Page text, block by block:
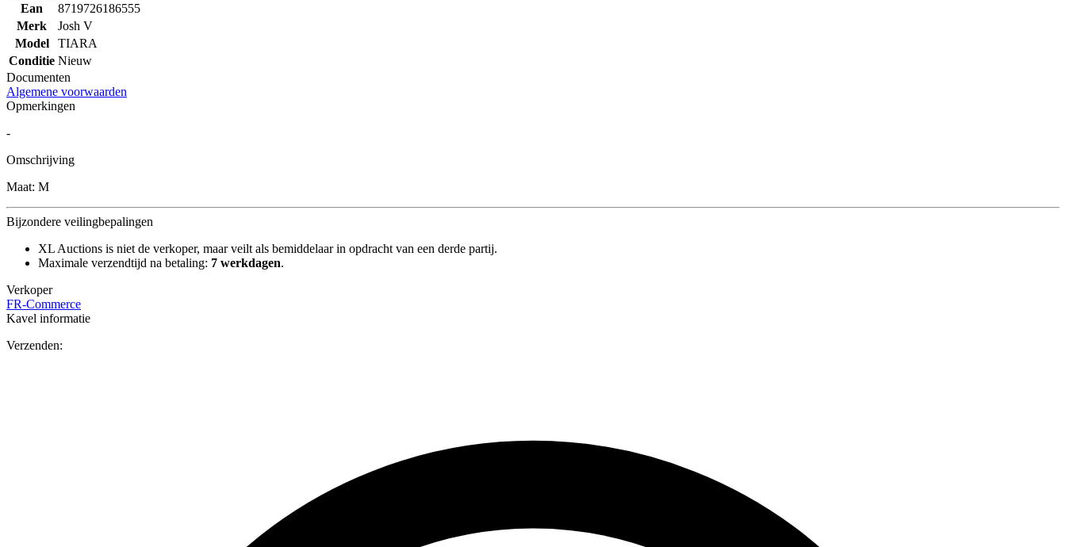
Ean
8719726186555
Merk
Josh V
Model
TIARA
Conditie Nieuw
Documenten
Algemene voorwaarden
Opmerkingen
-
Omschrijving
Maat: M
Bijzondere veilingbepalingen
XL Auctions is niet de verkoper, maar veilt als bemiddelaar in opdracht van een derde partij.
Maximale verzendtijd na betaling: 7 werkdagen.
Verkoper
FR-Commerce
Kavel informatie
Verzenden: